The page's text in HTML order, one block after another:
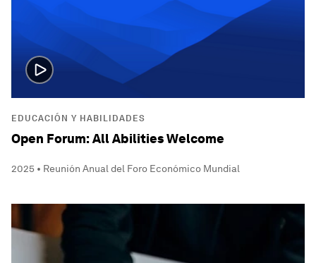
EDUCACIÓN Y HABILIDADES
Open Forum: All Abilities Welcome
2025 • Reunión Anual del Foro Económico Mundial